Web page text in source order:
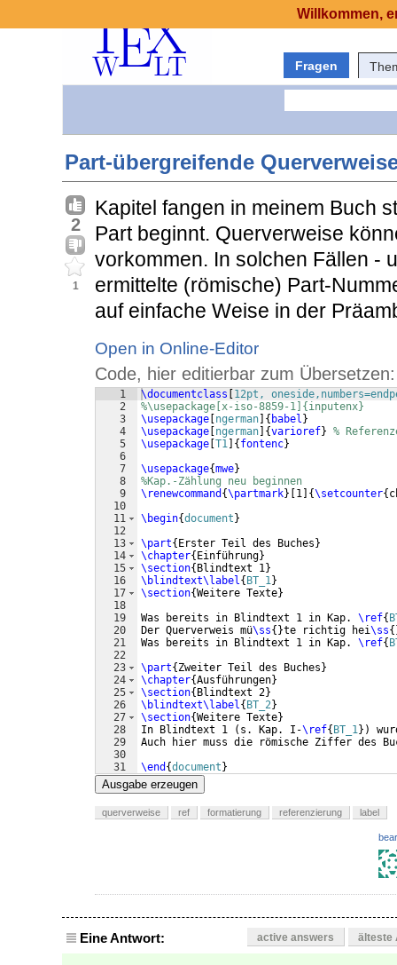
Fragen
Part-übergreifende
2
1
Kapitel fangen in meinem Buch
Part beginnt. Querverweise
vorkommen. In solchen Fällen -
ermittelte (römische) Part-
auf einfache Weise in der
Open in Online-Editor
Code, hier editierbar zum Übersetzen:
1
2
3
4
5
6
7
8
9
10
11
12
13
14
15
16
17
18
19
20
21
22
23
24
25
26
27
28
29
30
31
\documentclass
12pt,
%\usepackage[x-iso-8859-1]{inputenx}
\usepackage ngerman { babel }
\usepackage ngerman {varioref} %
\usepackage T1 { fontenc}
\usepackage{mwe}
%Kap.-Zählung neu beginnen
\renewcommand {\partmark} 1 {\setcounter{
\begin{document }
\part{ Erster Teil des Buches }
\chapter{ Einführung}
\section{ Blindtext 1}
\blindtext\label{ BT_1}
\section{Weitere Texte}
Was bereits in Blindtext 1 in Kap. \ref{
Der Querverweis mü\ss{ }te richtig hei\ss{
Was bereits in Blindtext 1 in Kap. \ref{
\part{ Zweiter Teil des Buches }
\chapter{Ausführungen}
\section{ Blindtext 2}
\blindtext\label{ BT_2}
\section{Weitere Texte}
In Blindtext 1
( s. Kap. I-\ref{ BT_1} )
Auch hier muss die römische Ziffer des
\end {document }
Ausgabe erzeugen
querverweise ref formatierung referenzierung label
Eine Antwort: active answers älteste
Willkommen,